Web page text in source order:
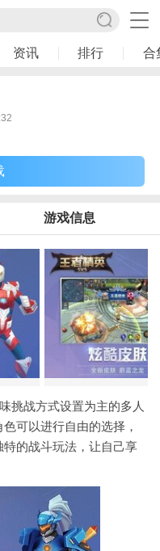
资讯 排行 合
游戏信息
挑战方式设置为主的多人
可以进行自由的选择，
的战斗玩法，让自己享